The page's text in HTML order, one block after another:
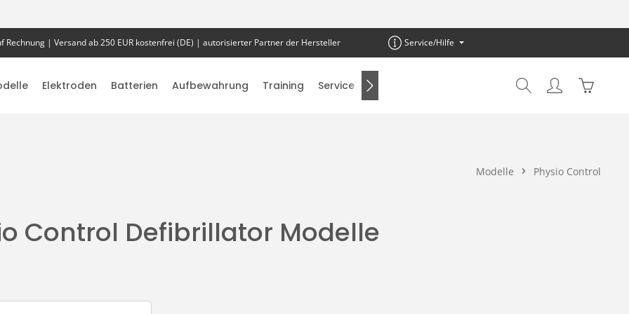
Rechnung | Versand ab 250 EUR kostenfrei (DE) | autorisierter Partner der Hersteller Service/Hilfe
Elektroden Batterien Aufbewahrung Training Service SALE %
Modelle Physio Control
Control Defibrillator Modelle